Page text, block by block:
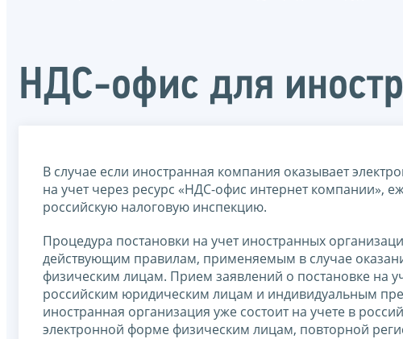
НДС-офис для
В случае если иностранная компания оказывает
на учет через ресурс «НДС-офис интернет компании»,
российскую налоговую инспекцию.
Процедура постановки на учет иностранных
действующим правилам, применяемым в случае
физическим лицам. Прием заявлений о постановке на
российским юридическим лицам и индивидуальным
иностранная организация уже состоит на учете в
электронной форме физическим лицам, повторной